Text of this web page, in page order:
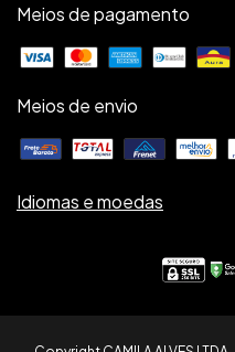
Meios de pagamento
Meios de envio
Idiomas e moedas